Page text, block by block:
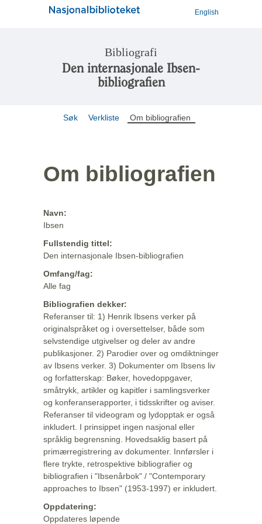
English
Bibliografi
Den internasjonale Ibsen-
bibliografien
Søk Verkliste Om bibliografien
Om bibliografien
Navn:
Ibsen
Fullstendig tittel:
Den internasjonale Ibsen-bibliografien
Omfang/fag:
Alle fag
Bibliografien dekker:
Referanser til: 1) Henrik Ibsens verker på
originalspråket og i oversettelser, både som
selvstendige utgivelser og deler av andre
publikasjoner. 2) Parodier over og omdiktninger
av Ibsens verker. 3) Dokumenter om Ibsens liv
og forfatterskap: Bøker, hovedoppgaver,
småtrykk, artikler og kapitler i samlingsverker
og konferanserapporter, i tidsskrifter og aviser.
Referanser til videogram og lydopptak er også
inkludert. I prinsippet ingen nasjonal eller
språklig begrensning. Hovedsaklig basert på
primærregistrering av dokumenter. Innførsler i
flere trykte, retrospektive bibliografier og
bibliografien i "Ibsenårbok" / "Contemporary
approaches to Ibsen" (1953-1997) er inkludert.
Oppdatering:
Oppdateres løpende